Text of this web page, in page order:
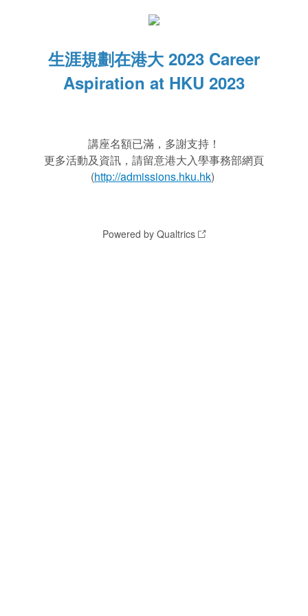
生涯規劃在港大 2023 Career
Aspiration at HKU 2023
講座名額已滿，多謝支持！
更多活動及資訊，請留意港大入學事務部網頁
(http://admissions.hku.hk)
Powered by Qualtrics